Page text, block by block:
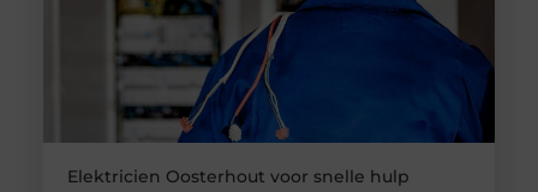
Elektricien Oosterhout voor snelle hulp